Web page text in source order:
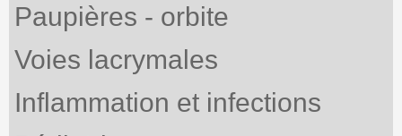
Paupières - orbite
Voies lacrymales
Inflammation et infections